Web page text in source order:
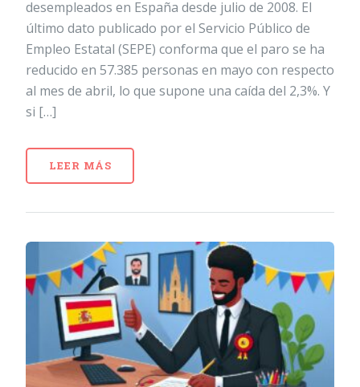
desempleados en España desde julio de 2008. El
último dato publicado por el Servicio Público de
Empleo Estatal (SEPE) conforma que el paro se ha
reducido en 57.385 personas en mayo con respecto
al mes de abril, lo que supone una caída del 2,3%. Y
si […]
LEER MÁS